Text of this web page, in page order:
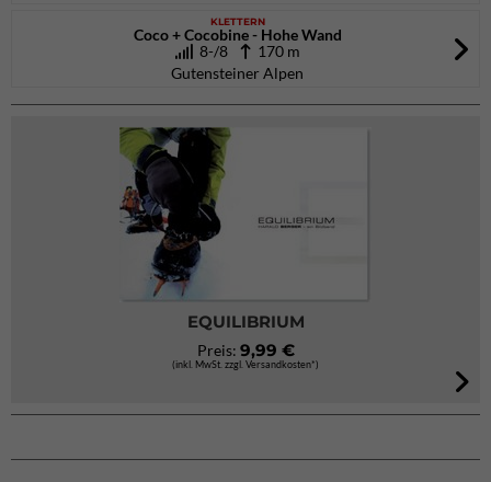
KLETTERN
Coco + Cocobine - Hohe Wand
8-/8 170 m
Gutensteiner Alpen
EQUILIBRIUM
Preis: 9,99 €
(inkl. MwSt. zzgl. Versandkosten*)